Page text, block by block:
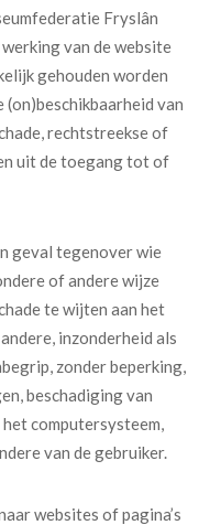
Fryslân
van de website
gehouden worden
van
rechtstreekse of
uit de toegang tot of
geval tegenover wie
of andere wijze
te wijten aan het
inzonderheid als
zonder beperking,
beschadiging van
het computersysteem,
van de gebruiker.
websites of pagina’s